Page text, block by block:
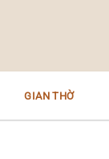
GIAN THỜ